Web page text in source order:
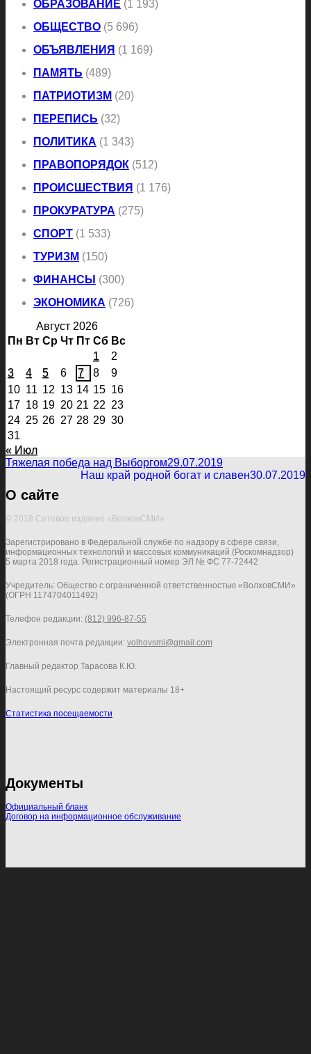
ОБРАЗОВАНИЕ (1 193)
ОБЩЕСТВО (5 696)
ОБЪЯВЛЕНИЯ (1 169)
ПАМЯТЬ (489)
ПАТРИОТИЗМ (20)
ПЕРЕПИСЬ (32)
ПОЛИТИКА (1 343)
ПРАВОПОРЯДОК (512)
ПРОИСШЕСТВИЯ (1 176)
ПРОКУРАТУРА (275)
СПОРТ (1 533)
ТУРИЗМ (150)
ФИНАНСЫ (300)
ЭКОНОМИКА (726)
Август 2026
Пн Вт Ср Чт Пт Сб Вс
1
2
3
4 5 6 7 8
9
10 11 12 13 14 15 16
17 18 19 20 21 22 23
24 25 26 27 28 29 30
31
« Июл
Тяжелая победа над Выборгом29.07.2019
Наш край родной богат и славен30.07.2019
О сайте
© 2018 Сетевое издание «ВолховСМИ»
Зарегистрировано в Федеральной службе по надзору в сфере связи,
информационных технологий и массовых коммуникаций (Роскомнадзор)
5 марта 2018 года. Регистрационный номер ЭЛ № ФС 77-72442
Учредитель: Общество с ограниченной ответственностью «ВолховСМИ»
(ОГРН 1174704011492)
Телефон редакции: (812) 996-87-55
Электронная почта редакции: volhovsmi@gmail.com
Главный редактор Тарасова К.Ю.
Настоящий ресурс содержит материалы 18+
Статистика посещаемости
Документы
Официальный бланк
Договор на информационное обслуживание